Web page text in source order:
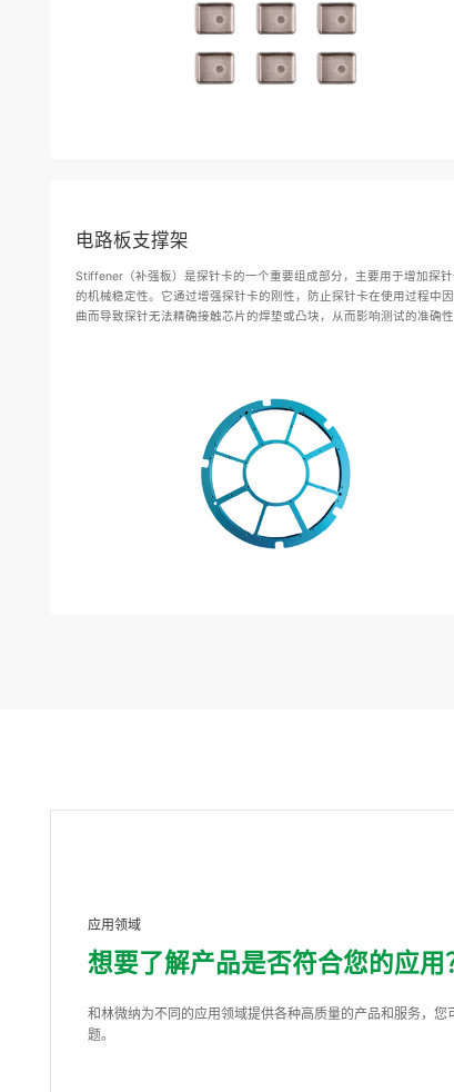
电路板支撑架
Stiffener（补强板）是探针卡的一个重要组成部分，主要用于增加探针
的机械稳定性。它通过增强探针卡的刚性，防止探针卡在使用过程中
曲而导致探针无法精确接触芯片的焊垫或凸块，从而影响测试的准确性
应用领域
想要了解产品是否符合您的应用
和林微纳为不同的应用领域提供各种高质量的产品和服务，
题。